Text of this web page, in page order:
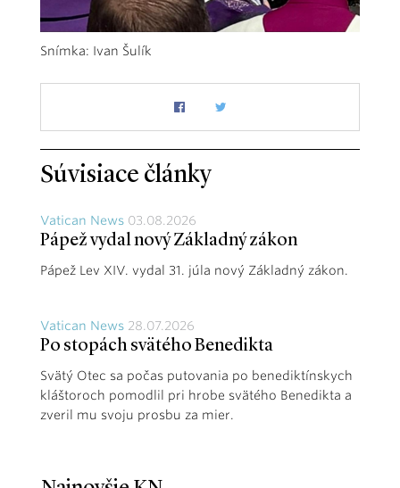
Snímka: Ivan Šulík
Súvisiace články
Vatican News 03.08.2026
Pápež vydal nový Základný zákon
Pápež Lev XIV. vydal 31. júla nový Základný zákon.
Vatican News 28.07.2026
Po stopách svätého Benedikta
Svätý Otec sa počas putovania po benediktínskych
kláštoroch pomodlil pri hrobe svätého Benedikta a
zveril mu svoju prosbu za mier.